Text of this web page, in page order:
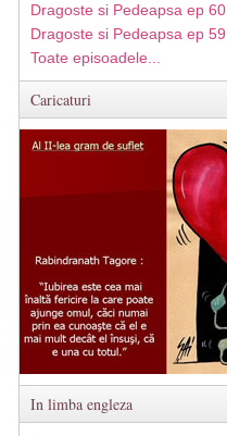
Dragoste si Pedeapsa ep 60
Dragoste si Pedeapsa ep 59
Toate episoadele...
Caricaturi
In limba engleza